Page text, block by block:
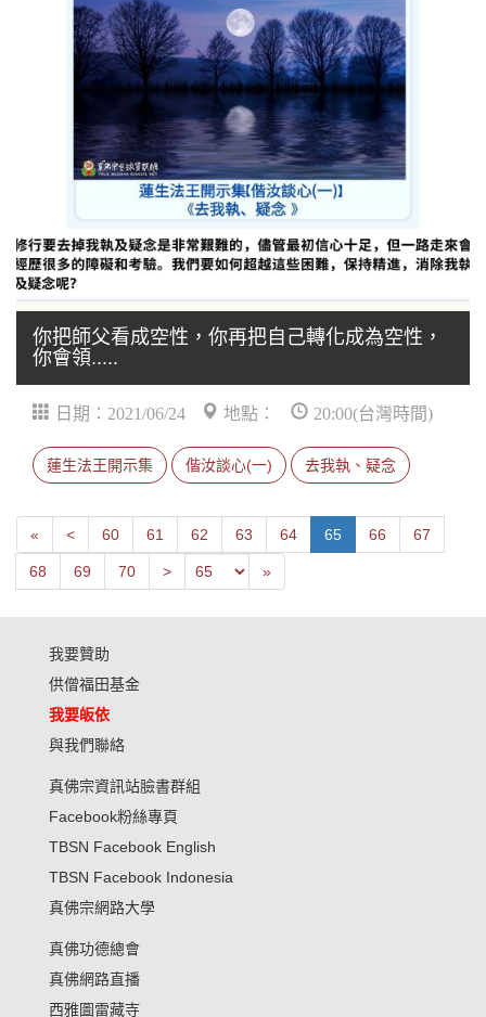
你把師父看成空性，你再把自己轉化成為空性，
你會領.....
日期：2021/06/24 地點： 20:00(台灣時間)
蓮生法王開示集 偕汝談心(一) 去我執、疑念
« First<Next60 61 62 63 64 65 66 67
68 69 70 >Previous »Last
我要贊助
供僧福田基金
我要皈依
與我們聯絡
真佛宗資訊站臉書群組
Facebook粉絲專頁
TBSN Facebook English
TBSN Facebook Indonesia
真佛宗網路大學
真佛功德總會
真佛網路直播
西雅圖雷藏寺